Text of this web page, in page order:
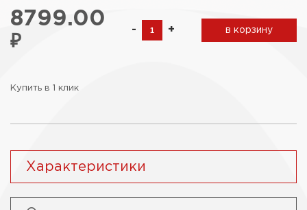
8799.00
₽
- + в корзину
Купить в 1 клик
Характеристики